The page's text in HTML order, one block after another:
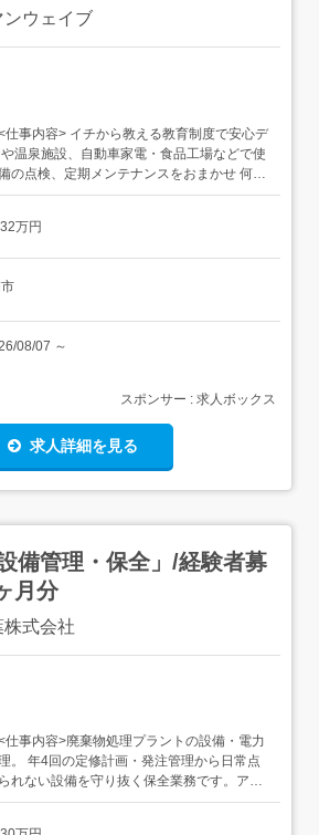
ウェイブ
仕事内容> イチから教える教育制度で安心デ
温泉施設、自動車家電・食品工場などで使
の点検、定期メンテナンスをおまかせ 何を
ンスするの?サウナ、スーパー銭湯やあら
。 未経験でも大丈夫?実際に先輩たちの
万円
08/07 ～
スポンサー : 求人ボックス
求人詳細を見る
備管理・保全」/経験者募
月分
式会社
仕事内容>廃棄物処理プラントの設備・電力
。 年4回の定修計画・発注管理から日常点
れない設備を守り抜く保全業務です。アジ
焼却炉2基(1号炉240t/2号炉600t)を中心と